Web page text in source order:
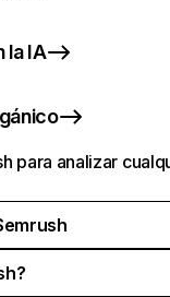
la IA
para analizar